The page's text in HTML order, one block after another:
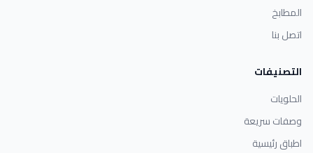
المطابخ
اتصل بنا
التصنيفات
الحلويات
وصفات سريعة
اطباق رئيسية